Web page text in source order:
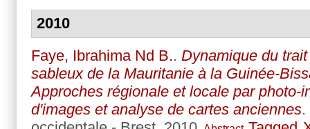
2010
Faye, Ibrahima Nd B.. Dynamique du
sableux de la Mauritanie à la Guinée-
Approches régionale et locale par photo-
d'images et analyse de cartes anciennes